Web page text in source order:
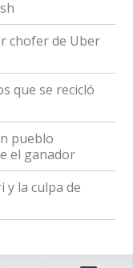
chofer de Uber
que se recicló
pueblo
el ganador
y la culpa de